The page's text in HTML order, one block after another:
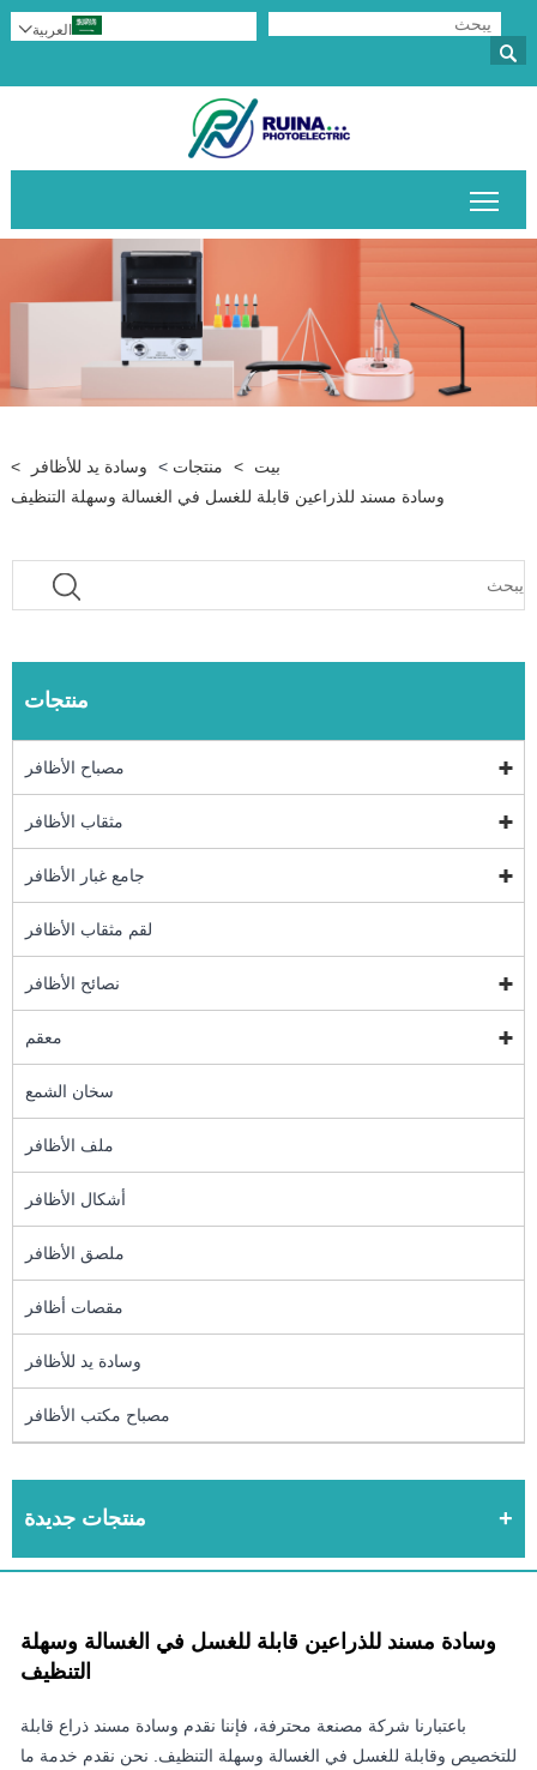

العربية
بيت > منتجات > وسادة يد للأظافر
>
وسادة مسند للذراعين قابلة للغسل في الغسالة وسهلة التنظيف
منتجات
مصباح الأظافر
مثقاب الأظافر
جامع غبار الأظافر
لقم مثقاب الأظافر
نصائح الأظافر
معقم
سخان الشمع
ملف الأظافر
أشكال الأظافر
ملصق الأظافر
مقصات أظافر
وسادة يد للأظافر
مصباح مكتب الأظافر
منتجات جديدة
وسادة مسند للذراعين قابلة للغسل في الغسالة وسهلة
التنظيف
باعتبارنا شركة مصنعة محترفة، فإننا نقدم وسادة مسند ذراع قابلة
للتخصيص وقابلة للغسل في الغسالة وسهلة التنظيف. نحن نقدم خدمة ما